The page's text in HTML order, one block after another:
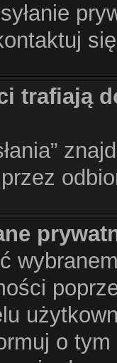
trafiają
o